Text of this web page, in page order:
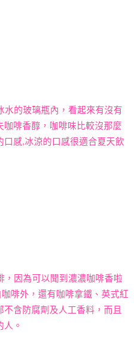
水的玻璃瓶內，看起來有沒有
啡香醇，咖啡味比較沒那麼
感,冰涼的口感很適合夏天飲
，因為可以聞到濃濃咖啡香啦
啡外，還有咖啡拿鐵、英式紅
不含防腐劑及人工香料，而且
。